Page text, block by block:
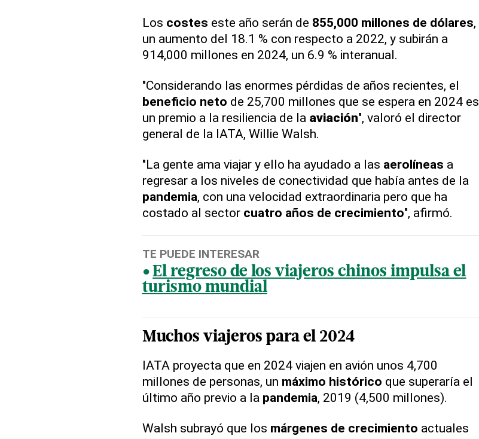
Los costes este año serán de 855,000 millones de dólares,
un aumento del 18.1 % con respecto a 2022, y subirán a
914,000 millones en 2024, un 6.9 % interanual.
"Considerando las enormes pérdidas de años recientes, el
beneficio neto de 25,700 millones que se espera en 2024 es
un premio a la resiliencia de la aviación", valoró el director
general de la IATA, Willie Walsh.
"La gente ama viajar y ello ha ayudado a las aerolíneas a
regresar a los niveles de conectividad que había antes de la
pandemia, con una velocidad extraordinaria pero que ha
costado al sector cuatro años de crecimiento", afirmó.
TE PUEDE INTERESAR
El regreso de los viajeros chinos impulsa el
turismo mundial
Muchos viajeros para el 2024
IATA proyecta que en 2024 viajen en avión unos 4,700
millones de personas, un máximo histórico que superaría el
último año previo a la pandemia, 2019 (4,500 millones).
Walsh subrayó que los márgenes de crecimiento actuales